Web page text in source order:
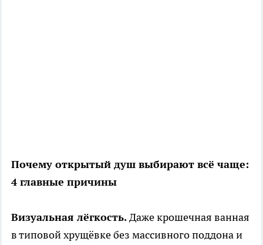
Почему открытый душ выбирают всё чаще:
4 главные причины
Визуальная лёгкость.Даже крошечная ванная
в типовой хрущёвке без массивного поддона и